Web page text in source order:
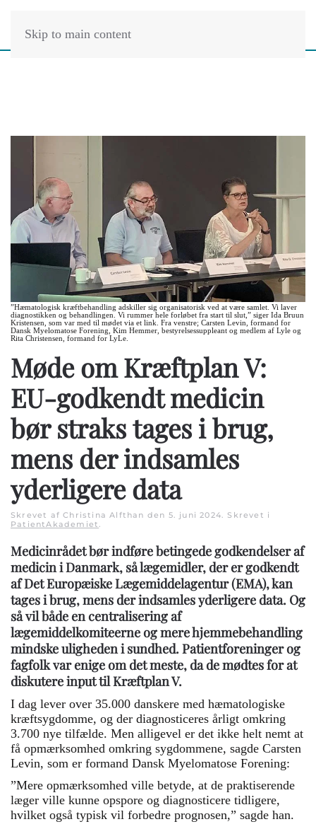
Skip to main content
”Hæmatologisk kræftbehandling adskiller sig organisatorisk ved at være samlet. Vi laver
diagnostikken og behandlingen. Vi rummer hele forløbet fra start til slut,” siger Ida Bruun
Kristensen, som var med til mødet via et link. Fra venstre; Carsten Levin, formand for
Dansk Myelomatose Forening, Kim Hemmer, bestyrelsessuppleant og medlem af Lyle og
Rita Christensen, formand for LyLe.
Møde om Kræftplan V:
EU-godkendt medicin
bør straks tages i brug,
mens der indsamles
yderligere data
Skrevet af Christina Alfthan den 5. juni 2024. Skrevet i
PatientAkademiet.
Medicinrådet bør indføre betingede godkendelser af
medicin i Danmark, så lægemidler, der er godkendt
af Det Europæiske Lægemiddelagentur (EMA), kan
tages i brug, mens der indsamles yderligere data. Og
så vil både en centralisering af
lægemiddelkomiteerne og mere hjemmebehandling
mindske uligheden i sundhed. Patientforeninger og
fagfolk var enige om det meste, da de mødtes for at
diskutere input til Kræftplan V.
I dag lever over 35.000 danskere med hæmatologiske
kræftsygdomme, og der diagnosticeres årligt omkring
3.700 nye tilfælde. Men alligevel er det ikke helt nemt at
få opmærksomhed omkring sygdommene, sagde Carsten
Levin, som er formand Dansk Myelomatose Forening:
”Mere opmærksomhed ville betyde, at de praktiserende
læger ville kunne opspore og diagnosticere tidligere,
hvilket også typisk vil forbedre prognosen,” sagde han.